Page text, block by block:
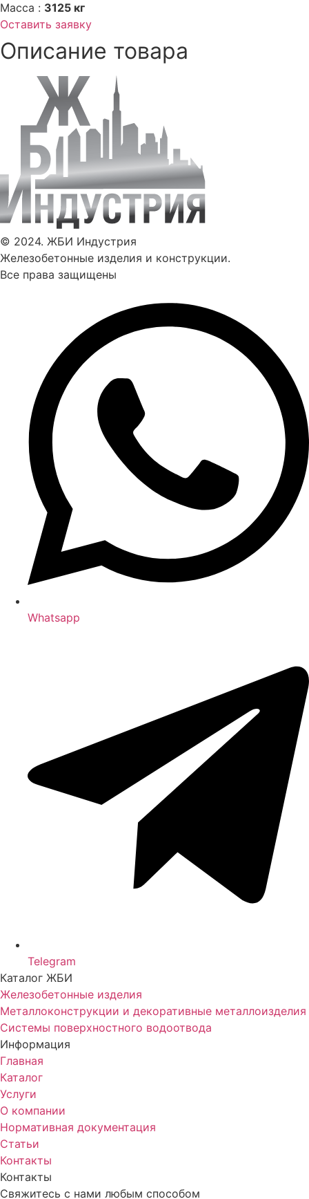
Масса : 3125 кг
Оставить заявку
Описание товара
© 2024. ЖБИ Индустрия
Железобетонные изделия и конструкции.
Все права защищены
Whatsapp
Telegram
Каталог ЖБИ
Железобетонные изделия
Металлоконструкции и декоративные металлоизделия
Системы поверхностного водоотвода
Информация
Главная
Каталог
Услуги
О компании
Нормативная документация
Статьи
Контакты
Контакты
Свяжитесь с нами любым способом